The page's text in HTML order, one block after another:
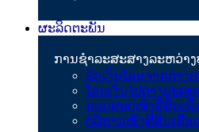
ຜະລິດຕະພັນ
ການຊຳລະສະ​ສາງລະຫວ່າງ
ຮັບເງິນໂອນຈາກຕ່າງ
ໂອນເງິນໄປຕ່າງປະເທດ
ກວດສອບໜັງສື​ສິນ​ເຊື່
ບໍລິການ​ໜັງສື​ສິນ​ເຊື່ອ​